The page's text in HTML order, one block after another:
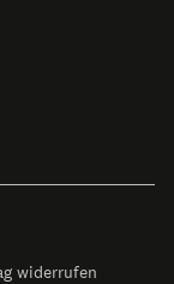
widerrufen